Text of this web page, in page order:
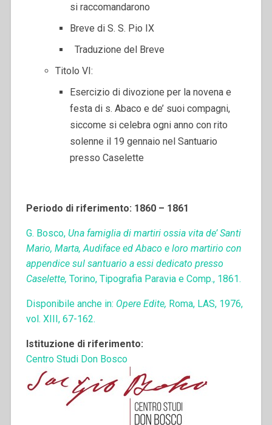
si raccomandarono
Breve di S. S. Pio IX
Traduzione del Breve
Titolo VI:
Esercizio di divozione per la novena e
festa di s. Abaco e de’ suoi compagni,
siccome si celebra ogni anno con rito
solenne il 19 gennaio nel Santuario
presso Caselette
Periodo di riferimento: 1860 – 1861
G. Bosco, Una famiglia di martiri ossia vita de’ Santi
Mario, Marta, Audiface ed Abaco e loro martirio con
appendice sul santuario a essi dedicato presso
Caselette, Torino, Tipografia Paravia e Comp., 1861.
Disponibile anche in: Opere Edite, Roma, LAS, 1976,
vol. XIII, 67-162.
Istituzione di riferimento:
Centro Studi Don Bosco